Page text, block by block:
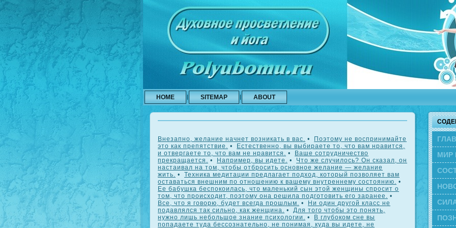
HOME SITEMAP ABOUT
Внезапно, желание начнет возникать в вас. •
Поэтому не воспринимайте
это как препятствие. •
Естественно, вы выбираете то, что вам нравится,
и отвергаете то, что вам не нравится. •
Ваше сотрудничество
прекращается. • Например, вы идете. • Что же случилось? Он сказал, он
настаивал на том, чтобы отбросить основное желание — желание
жить. • Техника медитации предлагает подход, который позволяет вам
оставаться внешним по отношению к вашему внутреннему состоянию. •
Ее бабушка беспокоилась, что маленький сын этой женщины спросит о
том, что происходит, поэтому она решила подготовить его заранее. •
Все, что я говорю, будет всегда прошлым. •
Ни один другой класс не
подавлялся так сильно, как женщина. • Для того чтобы это понять,
нужно лишь небольшое знание психологии. •
В глубоком сне вы
попадаете туда бессознательно, не понимая, куда вы идете, не
МИР